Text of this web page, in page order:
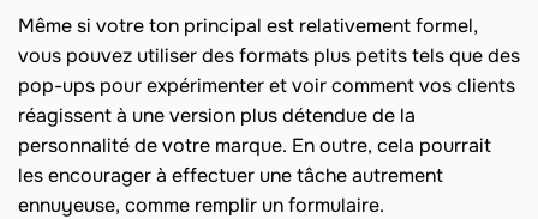
Même si votre ton principal est relativement formel,
vous pouvez utiliser des formats plus petits tels que des
pop-ups pour expérimenter et voir comment vos clients
réagissent à une version plus détendue de la
personnalité de votre marque. En outre, cela pourrait
les encourager à effectuer une tâche autrement
ennuyeuse, comme remplir un formulaire.